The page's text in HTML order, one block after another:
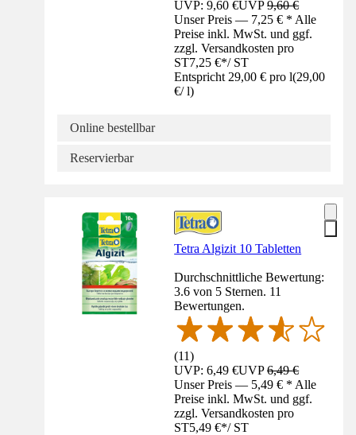
UVP: 9,60 €UVP9,60 €
Unser Preis — 7,25 € * Alle
Preise inkl. MwSt. und ggf.
zzgl. Versandkosten pro
ST7,25 €*/ ST
Entspricht 29,00 € pro l(29,00
€/ l)
Online bestellbar
Reservierbar
Tetra Algizit 10 Tabletten
Durchschnittliche Bewertung:
3.6 von 5 Sternen. 11
Bewertungen.
(11)
UVP: 6,49 €UVP6,49 €
Unser Preis — 5,49 € * Alle
Preise inkl. MwSt. und ggf.
zzgl. Versandkosten pro
ST5,49 €*/ ST